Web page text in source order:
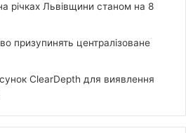
річках Львівщини станом на 8
призупинять централізоване
ClearDepth для виявлення